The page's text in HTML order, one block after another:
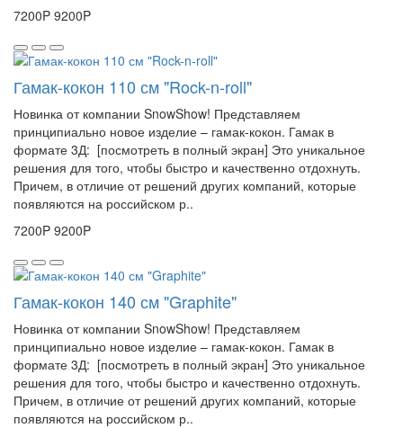
7200P 9200P
Гамак-кокон 110 см "Rock-n-roll"
Новинка от компании SnowShow! Представляем
принципиально новое изделие – гамак-кокон. Гамак в
формате 3Д: [посмотреть в полный экран] Это уникальное
решения для того, чтобы быстро и качественно отдохнуть.
Причем, в отличие от решений других компаний, которые
появляются на российском р..
7200P 9200P
Гамак-кокон 140 см "Graphite"
Новинка от компании SnowShow! Представляем
принципиально новое изделие – гамак-кокон. Гамак в
формате 3Д: [посмотреть в полный экран] Это уникальное
решения для того, чтобы быстро и качественно отдохнуть.
Причем, в отличие от решений других компаний, которые
появляются на российском р..